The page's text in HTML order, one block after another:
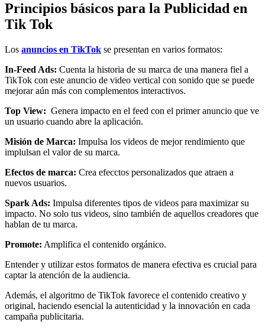
Principios básicos para la Publicidad en
Tik Tok
Los anuncios en TikTok se presentan en varios formatos:
In-Feed Ads: Cuenta la historia de su marca de una manera fiel a
TikTok con este anuncio de video vertical con sonido que se puede
mejorar aún más con complementos interactivos.
Top View: Genera impacto en el feed con el primer anuncio que ve
un usuario cuando abre la aplicación.
Misión de Marca: Impulsa los videos de mejor rendimiento que
implulsan el valor de su marca.
Efectos de marca: Crea efecctos personalizados que atraen a
nuevos usuarios.
Spark Ads: Impulsa diferentes tipos de videos para maximizar su
impacto. No solo tus videos, sino también de aquellos creadores que
hablan de tu marca.
Promote: Amplifica el contenido orgánico.
Entender y utilizar estos formatos de manera efectiva es crucial para
captar la atención de la audiencia.
Además, el algoritmo de TikTok favorece el contenido creativo y
original, haciendo esencial la autenticidad y la innovación en cada
campaña publicitaria.